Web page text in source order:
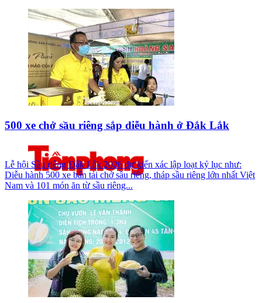
500 xe chở sầu riêng sắp diễu hành ở Đắk Lắk
Lễ hội Sầu riêng Đắk Lắk 2026 dự kiến xác lập loạt kỷ lục như:
Diễu hành 500 xe bán tải chở sầu riêng, tháp sầu riêng lớn nhất Việt
Nam và 101 món ăn từ sầu riêng...